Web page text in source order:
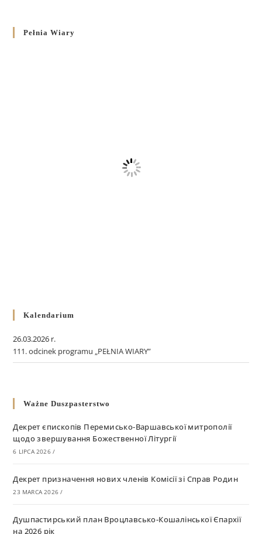
Pełnia Wiary
Kalendarium
26.03.2026 r.
111. odcinek programu „PEŁNIA WIARY”
Ważne Duszpasterstwo
Декрет єпископів Перемисько-Варшавської митрополії
щодо звершування Божественної Літургії
6 LIPCA 2026 /
Декрет призначення нових членів Комісії зі Справ Родин
23 MARCA 2026 /
Душпастирський план Вроцлавсько-Кошалінської Єпархії
на 2026 рік